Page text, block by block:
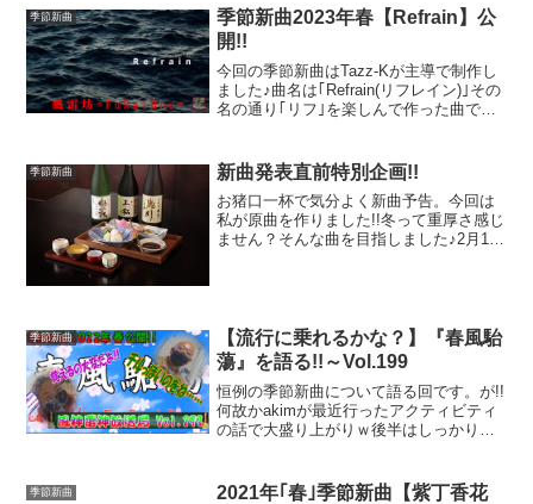
季節新曲
季節新曲2023年春【Refrain】公
開!!
今回の季節新曲はTazz-Kが主導で制作し
ました♪曲名は｢Refrain(リフレイン)｣その
名の通り｢リフ｣を楽しんで作った曲で
季節新曲 新曲発表直前特別企画!!
お猪口一杯で気分よく新曲予告。今回は
私が原曲を作りました!!冬って重厚さ感じ
ません？そんな曲を目指しました♪2月15
季節新曲
【流行に乗れるかな？】『春風駘
蕩』を語る!!～Vol.199
恒例の季節新曲について語る回です。が!!
何故かakimが最近行ったアクティビティ
の話で大盛り上がりｗ後半はしっかり曲
なりながら是非ご覧ください♪
季節新曲
2021年｢春｣季節新曲【紫丁香花